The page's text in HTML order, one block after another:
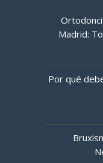
Madrid:
Por qué